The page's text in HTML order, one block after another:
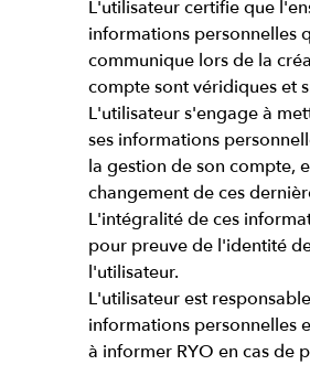
L'utilisateur certifie que
informations personnelles
communique lors de la
compte sont véridiques et
L'utilisateur s'engage à
ses informations
la gestion de son compte,
changement de ces
L'intégralité de ces
pour preuve de l'identité
l'utilisateur.
L'utilisateur est
informations personnelles
à informer RYO en cas de